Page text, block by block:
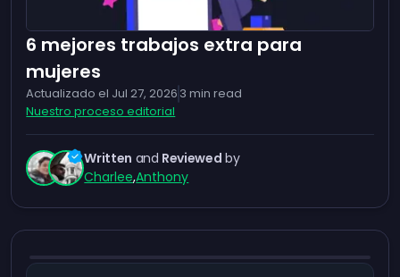
6 mejores trabajos extra para
mujeres
Actualizado el Jul 27, 2026 3 min read
Nuestro proceso editorial
Written and Reviewed by
Charlee,Anthony